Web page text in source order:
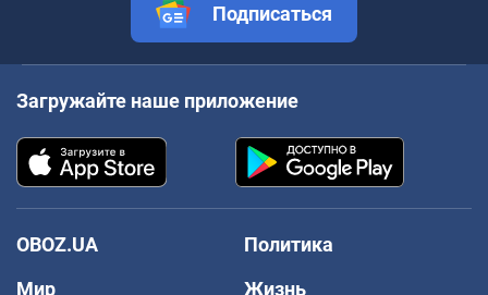
Подписаться
Загружайте наше приложение
OBOZ.UA
Политика
Мир
Жизнь